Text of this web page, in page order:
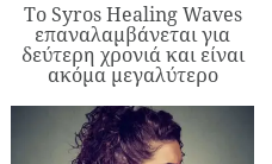
Το Syros Healing Waves
επαναλαμβάνεται για
δεύτερη χρονιά και είναι
ακόμα μεγαλύτερο